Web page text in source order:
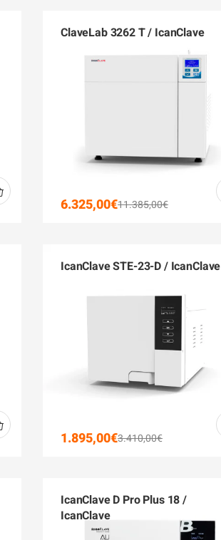
ClaveLab 3262 T / IcanClave
11.385,00€
6.325,00€
IcanClave STE-23-D / IcanClave
3.410,00€
1.895,00€
IcanClave D Pro Plus 18 /
IcanClave